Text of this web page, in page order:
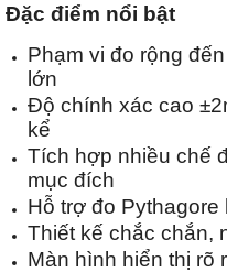
Đặc điểm nổi bật
Phạm vi đo rộng
lớn
Độ chính xác cao
kể
Tích hợp nhiều chế
mục đích
Hỗ trợ đo
Thiết kế chắc chắn,
Màn hình hiển thị rõ